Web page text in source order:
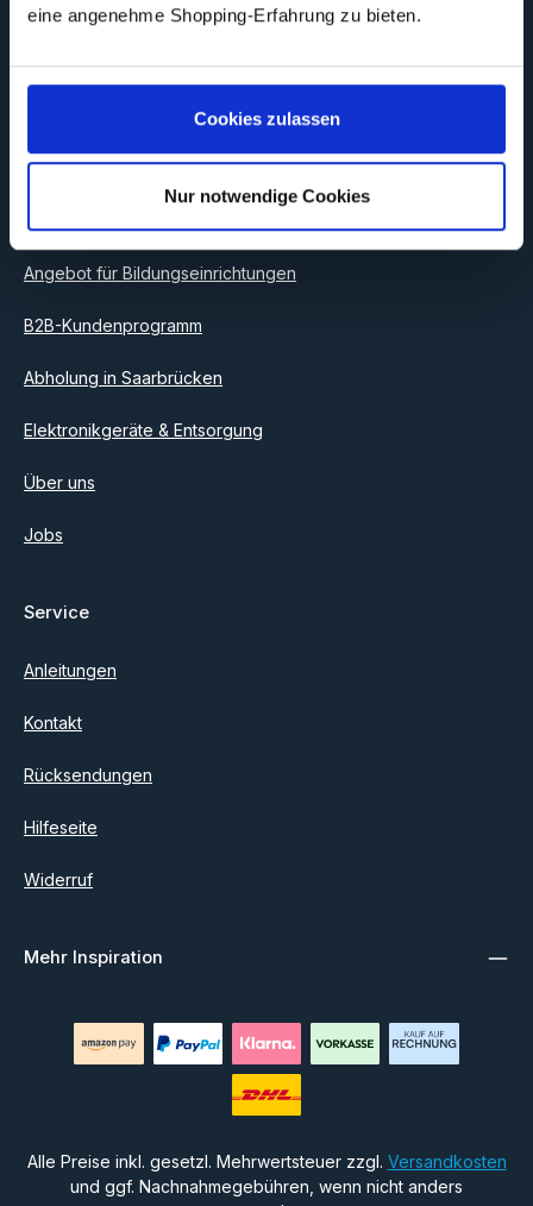
eine angenehme Shopping-Erfahrung zu bieten.
Cookies zulassen
Nur notwendige Cookies
informiert zu werden.
Ich habe dieDatenschutzbestimmungenzur Kenntnis
genommen und dieAGBgelesen und bin mit ihnen
Information
Angebot für Bildungseinrichtungen
B2B-Kundenprogramm
Abholung in Saarbrücken
Elektronikgeräte & Entsorgung
Über uns
Jobs
Service
Anleitungen
Kontakt
Rücksendungen
Hilfeseite
Widerruf
Mehr Inspiration
Alle Preise inkl. gesetzl. Mehrwertsteuer zzgl. Versandkosten
und ggf. Nachnahmegebühren, wenn nicht anders